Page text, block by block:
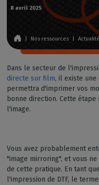
8 avril 2025
Nos ressources
Dans le secteur de
directe sur film, il existe
permettra d'imprimer vos
bonne direction. Cette
l'image.
Vous avez probablement
"image mirroring", et vous
de cette pratique. En tant
l'impression de DTF, le